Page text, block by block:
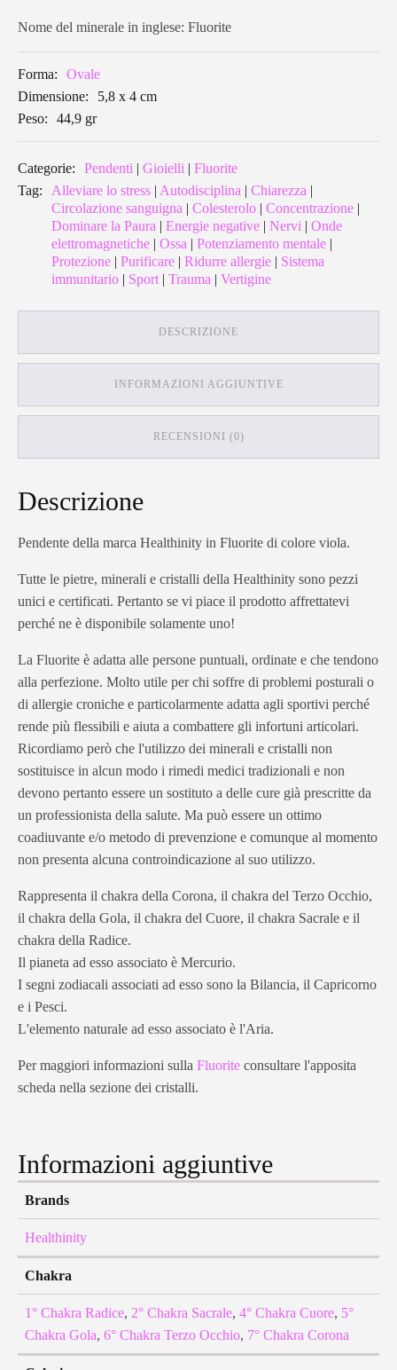
Nome del minerale in inglese: Fluorite
Forma:
Ovale
Dimensione:
5,8 x 4 cm
Peso:
44,9 gr
Categorie: Pendenti Gioielli
Fluorite
Tag:
Alleviare lo stress Autodisciplina Chiarezza
Circolazione sanguigna
Colesterolo Concentrazione
Dominare la Paura
Energie negative Nervi
Onde
elettromagnetiche
Ossa Potenziamento mentale
Protezione
Purificare Ridurre allergie
Sistema
immunitario
Sport| Trauma Vertigine
DESCRIZIONE
INFORMAZIONI AGGIUNTIVE
RECENSIONI (0)
Descrizione
Pendente della marca Healthinity in Fluorite di colore viola.
Tutte le pietre, minerali e cristalli della Healthinity sono pezzi
unici e certificati. Pertanto se vi piace il prodotto affrettatevi
perché ne è disponibile solamente uno!
La Fluorite è adatta alle persone puntuali, ordinate e che tendono
alla perfezione. Molto utile per chi soffre di problemi posturali o
di allergie croniche e particolarmente adatta agli sportivi perché
rende più flessibili e aiuta a combattere gli infortuni articolari.
Ricordiamo però che l'utilizzo dei minerali e cristalli non
sostituisce in alcun modo i rimedi medici tradizionali e non
devono pertanto essere un sostituto a delle cure già prescritte da
un professionista della salute. Ma può essere un ottimo
coadiuvante e/o metodo di prevenzione e comunque al momento
non presenta alcuna controindicazione al suo utilizzo.
Rappresenta il chakra della Corona, il chakra del Terzo Occhio,
il chakra della Gola, il chakra del Cuore, il chakra Sacrale e il
chakra della Radice.
Il pianeta ad esso associato è Mercurio.
I segni zodiacali associati ad esso sono la Bilancia, il Capricorno
e i Pesci.
L'elemento naturale ad esso associato è l'Aria.
Per maggiori informazioni sulla Fluorite consultare l'apposita
scheda nella sezione dei cristalli.
Informazioni aggiuntive
Brands
Healthinity
Chakra
1° Chakra Radice, 2° Chakra Sacrale, 4° Chakra Cuore, 5°
Chakra Gola, 6° Chakra Terzo Occhio, 7° Chakra Corona